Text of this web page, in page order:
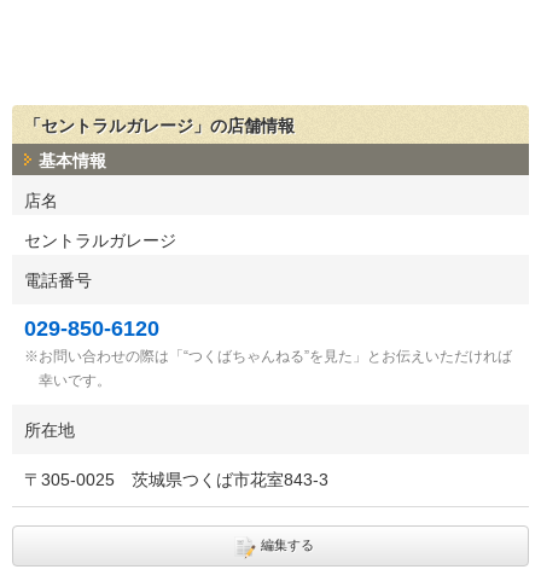
「セントラルガレージ」の店舗情報
基本情報
店名
セントラルガレージ
電話番号
029-850-6120
お問い合わせの際は「“つくばちゃんねる”を見た」とお伝えいただければ
幸いです。
所在地
〒 305-0025 茨城県つくば市花室843-3
編集する